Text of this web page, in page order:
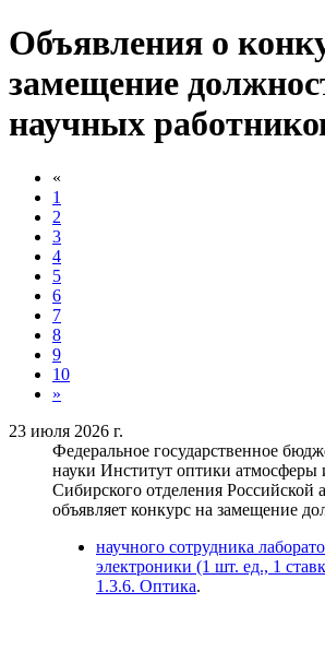
Объявления о
замещение
научных
«
1
2
3
4
5
6
7
8
9
10
»
23 июля 2026 г.
Федеральное государственное
науки Институт оптики атмосферы
Сибирского отделения Российской
объявляет конкурс на замещение
научного сотрудника
электроники (1 шт. ед., 1
1.3.6. Оптика.